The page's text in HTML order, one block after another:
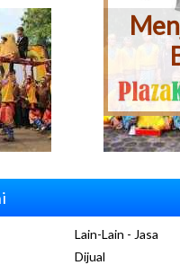
Lain-Lain - Jasa
Dijual